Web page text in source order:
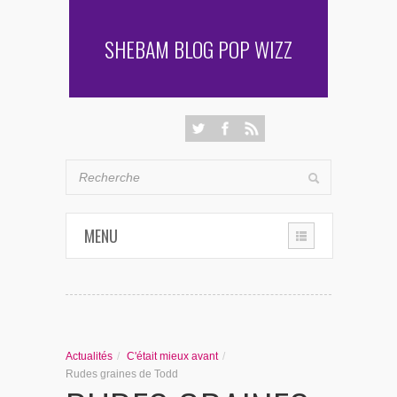
SHEBAM BLOG POP WIZZ
MENU
PENSÉES & AUTRES AVENTURES
Actualités / C'était mieux avant /
Rudes graines de Todd